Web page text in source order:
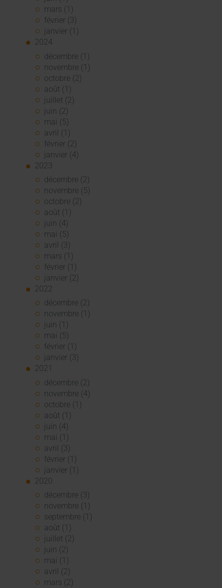
mars (1)
février (3)
janvier (1)
2024
décembre (1)
novembre (1)
octobre (2)
août (1)
juillet (2)
juin (2)
mai (5)
avril (1)
février (2)
janvier (4)
2023
décembre (2)
novembre (5)
octobre (2)
août (1)
juin (4)
mai (5)
avril (3)
mars (1)
février (1)
janvier (2)
2022
décembre (2)
novembre (1)
juin (1)
mai (5)
février (1)
janvier (3)
2021
décembre (2)
novembre (4)
octobre (1)
août (1)
juin (4)
mai (1)
avril (3)
février (1)
janvier (1)
2020
décembre (3)
novembre (1)
septembre (1)
août (1)
juillet (2)
juin (2)
mai (1)
avril (2)
mars (2)